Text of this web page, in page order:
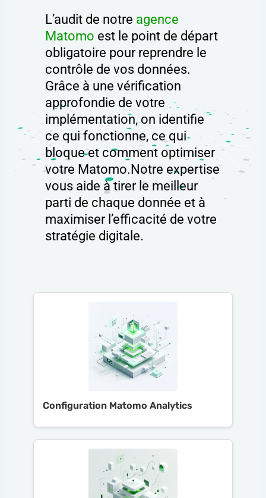
L’audit de notre agence
Matomo est le point de départ
obligatoire pour reprendre le
contrôle de vos données.
Grâce à une vérification
approfondie de votre
implémentation, on identifie
ce qui fonctionne, ce qui
bloque et comment optimiser
votre Matomo.Notre expertise
vous aide à tirer le meilleur
parti de chaque donnée et à
maximiser l’efficacité de votre
stratégie digitale.
Configuration Matomo Analytics